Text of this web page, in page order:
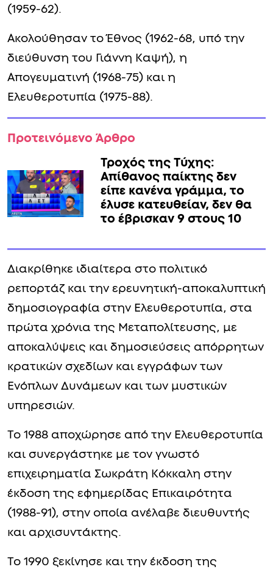
(1959-62).
Ακολούθησαν το Έθνος (1962-68, υπό την
διεύθυνση του Γιάννη Καψή), η
Απογευματινή (1968-75) και η
Ελευθεροτυπία (1975-88).
Προτεινόμενο Άρθρο
Τροχός της Τύχης:
Απίθανος παίκτης δεν
είπε κανένα γράμμα, το
έλυσε κατευθείαν, δεν θα
το έβρισκαν 9 στους 10
Διακρίθηκε ιδιαίτερα στο πολιτικό
ρεπορτάζ και την ερευνητική-αποκαλυπτική
δημοσιογραφία στην Ελευθεροτυπία, στα
πρώτα χρόνια της Μεταπολίτευσης, με
αποκαλύψεις και δημοσιεύσεις απόρρητων
κρατικών σχεδίων και εγγράφων των
Ενόπλων Δυνάμεων και των μυστικών
υπηρεσιών.
Το 1988 αποχώρησε από την Ελευθεροτυπία
και συνεργάστηκε με τον γνωστό
επιχειρηματία Σωκράτη Κόκκαλη στην
έκδοση της εφημερίδας Επικαιρότητα
(1988-91), στην οποία ανέλαβε διευθυντής
και αρχισυντάκτης.
Το 1990 ξεκίνησε και την έκδοση της